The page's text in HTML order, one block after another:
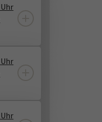
Uhr
Uhr
Uhr